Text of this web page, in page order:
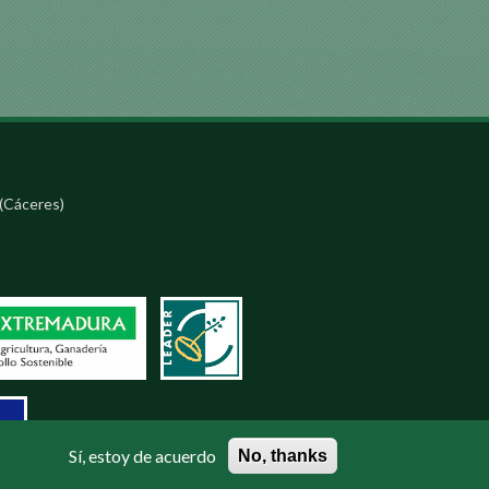
Sí, estoy de acuerdo No, thanks